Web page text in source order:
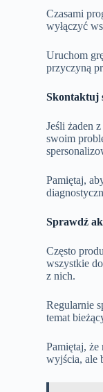
Czasami
wyłączyć
Uruchom
przyczyną
Skontaktuj
Jeśli żaden
swoim
Pamiętaj,
Sprawdź
Często
wszystkie
z nich.
Regularnie
temat
Pamiętaj,
wyjścia, ale